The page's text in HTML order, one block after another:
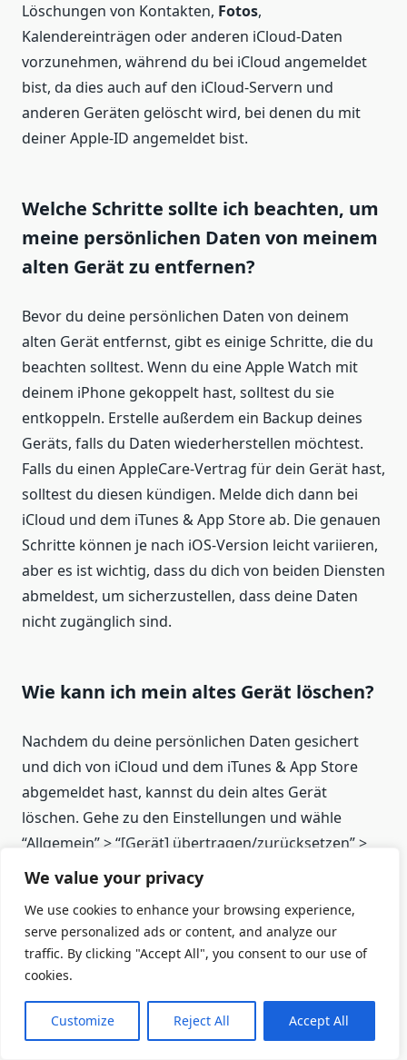
We value your privacy
We use cookies to enhance your browsing experience,
serve personalized ads or content, and analyze our
traffic. By clicking "Accept All", you consent to our use of
cookies.
Customize Reject All Accept All
Löschungen von Kontakten, Fotos,
Kalendereinträgen oder anderen iCloud-Daten
vorzunehmen, während du bei iCloud angemeldet
bist, da dies auch auf den iCloud-Servern und
anderen Geräten gelöscht wird, bei denen du mit
deiner Apple-ID angemeldet bist.
Welche Schritte sollte ich beachten, um
meine persönlichen Daten von meinem
alten Gerät zu entfernen?
Bevor du deine persönlichen Daten von deinem
alten Gerät entfernst, gibt es einige Schritte, die du
beachten solltest. Wenn du eine Apple Watch mit
deinem iPhone gekoppelt hast, solltest du sie
entkoppeln. Erstelle außerdem ein Backup deines
Geräts, falls du Daten wiederherstellen möchtest.
Falls du einen AppleCare-Vertrag für dein Gerät hast,
solltest du diesen kündigen. Melde dich dann bei
iCloud und dem iTunes & App Store ab. Die genauen
Schritte können je nach iOS-Version leicht variieren,
aber es ist wichtig, dass du dich von beiden Diensten
abmeldest, um sicherzustellen, dass deine Daten
nicht zugänglich sind.
Wie kann ich mein altes Gerät löschen?
Nachdem du deine persönlichen Daten gesichert
und dich von iCloud und dem iTunes & App Store
abgemeldet hast, kannst du dein altes Gerät
löschen. Gehe zu den Einstellungen und wähle
“Allgemein” > “[Gerät] übertragen/zurücksetzen” >
“Alle Inhalte & Einstellungen löschen”. Je nach Gerät
wirst du möglicherweise nach deinem
oderEinschränkungscodegefragt. Kontaktiere
deinen Mobilfunkanbieter, um Unterstützung bei
der Übertragung von Diensten auf einen neuen
aus der Liste der vertrauenswürdigen Geräte zu
entfernen.